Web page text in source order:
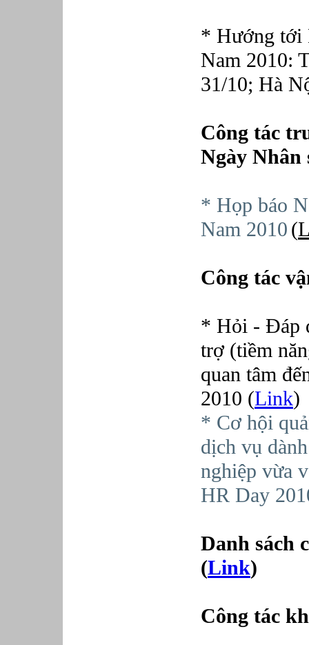
* Hướng tới
Nam 2010:
31/10; Hà
Công tác
Ngày Nhân
* Họp báo
Nam 2010 (
Công tác
* Hỏi - Đáp
trợ (tiềm
quan tâm
2010 (Link)
* Cơ hội
dịch vụ
nghiệp vừa
HR Day
Danh sách
(Link)
Công tác